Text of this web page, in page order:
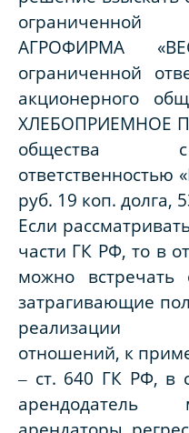
ограниченной
АГРОФИРМА
ограниченной
акционерного
ХЛЕБОПРИЕМНОЕ
общества с
руб. 19 коп. долга,
Если
части ГК РФ, то в
можно встречать
затрагивающие
реализации
отношений, к
‒ ст. 640 ГК РФ, в
арендодатель